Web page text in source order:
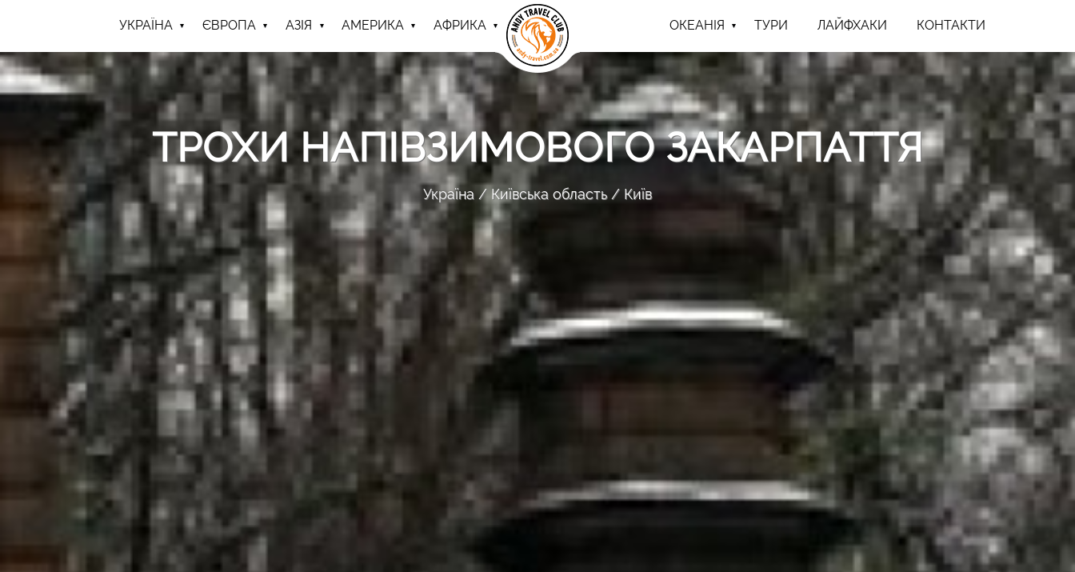
УКРАЇНА ЄВРОПА АЗІЯ АМЕРИКА АФРИКА ОКЕАНІЯ ТУРИ ЛАЙФХАКИ КОНТАКТИ
ТРОХИ НАПІВЗИМОВОГО ЗАКАРПАТТЯ
Україна Київська область Київ